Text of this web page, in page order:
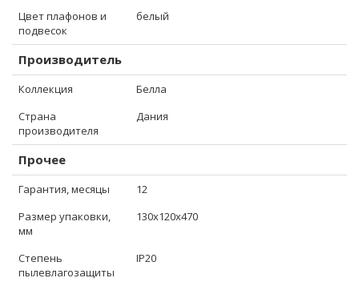
Цвет плафонов и
подвесок
белый
Производитель
Коллекция
Белла
Страна
производителя
Дания
Прочее
Гарантия, месяцы
12
Размер упаковки,
мм
130x120x470
Степень
пылевлагозащиты
IP20